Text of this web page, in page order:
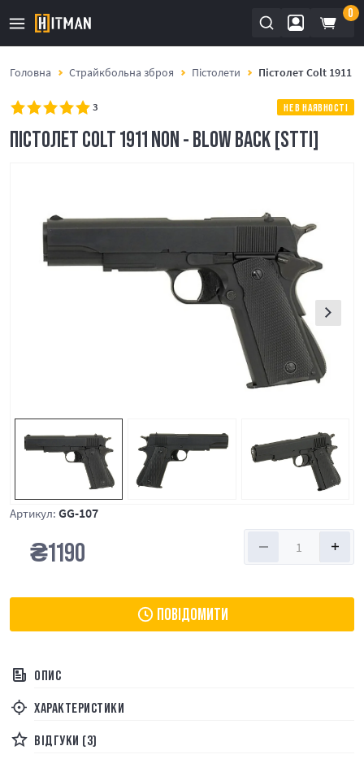
0
Головна Страйкбольна зброя Пістолети Пістолет Colt 1911
3 НЕ В НАЯВНОСТІ
ПІСТОЛЕТ COLT 1911 NON - BLOW BACK [STTI]
Артикул: GG-107
₴1190
ПОВІДОМИТИ
ОПИС
ХАРАКТЕРИСТИКИ
ВІДГУКИ (3)